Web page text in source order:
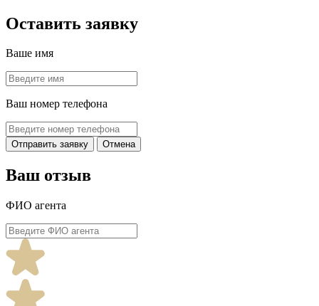
Оставить заявку
Ваше имя
Ваш номер телефона
Отправить заявку Отмена
Ваш отзыв
ФИО агента